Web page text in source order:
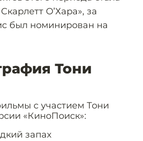
О’Хара», за
был номинирован на
Тони
с участием Тони
«КиноПоиск»:
запах